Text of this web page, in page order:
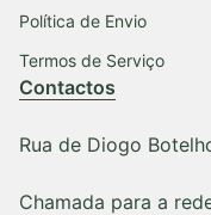
Política de Envio
Termos de Serviço
Contactos
Rua de Diogo
Chamada para a